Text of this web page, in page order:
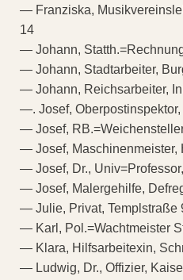
— Franziska,
14
— Johann,
— Johann, Stadtarbeiter,
— Johann, Reichsarbeiter,
—. Josef,
— Josef,
— Josef, Maschinenmeister,
— Josef, Dr.,
— Josef, Malergehilfe,
— Julie, Privat, Templstraße
— Karl, Pol.=Wachtmeister
— Klara, Hilfsarbeitexin,
— Ludwig, Dr., Offizier,